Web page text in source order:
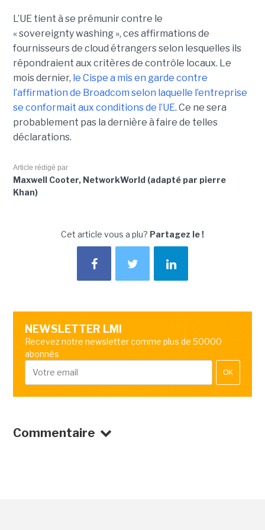
L’UE tient à se prémunir contre le
« sovereignty washing », ces affirmations de
fournisseurs de cloud étrangers selon lesquelles ils
répondraient aux critères de contrôle locaux. Le
mois dernier, le Cispe a mis en garde contre
l’affirmation de Broadcom selon laquelle l’entreprise
se conformait aux conditions de l’UE. Ce ne sera
probablement pas la dernière à faire de telles
déclarations.
Article rédigé par
Maxwell Cooter, NetworkWorld (adapté par pierre
Khan)
Cet article vous a plu? Partagez le !
NEWSLETTER LMI
Recevez notre newsletter comme plus de 50000
abonnés
OK
Commentaire